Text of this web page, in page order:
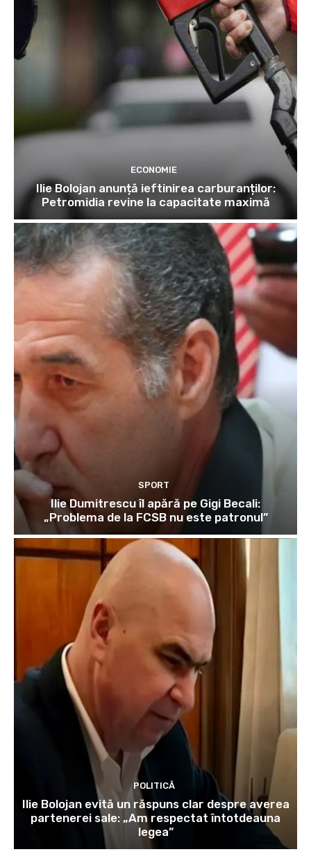
ECONOMIE
Ilie Bolojan anunță ieftinirea carburanților:
Petromidia revine la capacitate maximă
SPORT
Ilie Dumitrescu îl apără pe Gigi Becali:
„Problema de la FCSB nu este patronul”
POLITICĂ
Ilie Bolojan evită un răspuns clar despre averea
partenerei sale: „Am respectat întotdeauna
legea”